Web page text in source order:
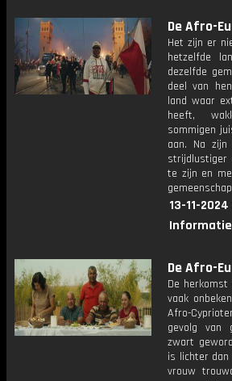
De Afro-
Het zijn er
hetzelfde
dezelfde
deel van
land waar
heeft,
sommigen
aan. Na
strijdlustiger
te zijn en
13-11-
De Afro-
De
vaak
Afro-
gevolg van
zwart
is lichter
vrouw